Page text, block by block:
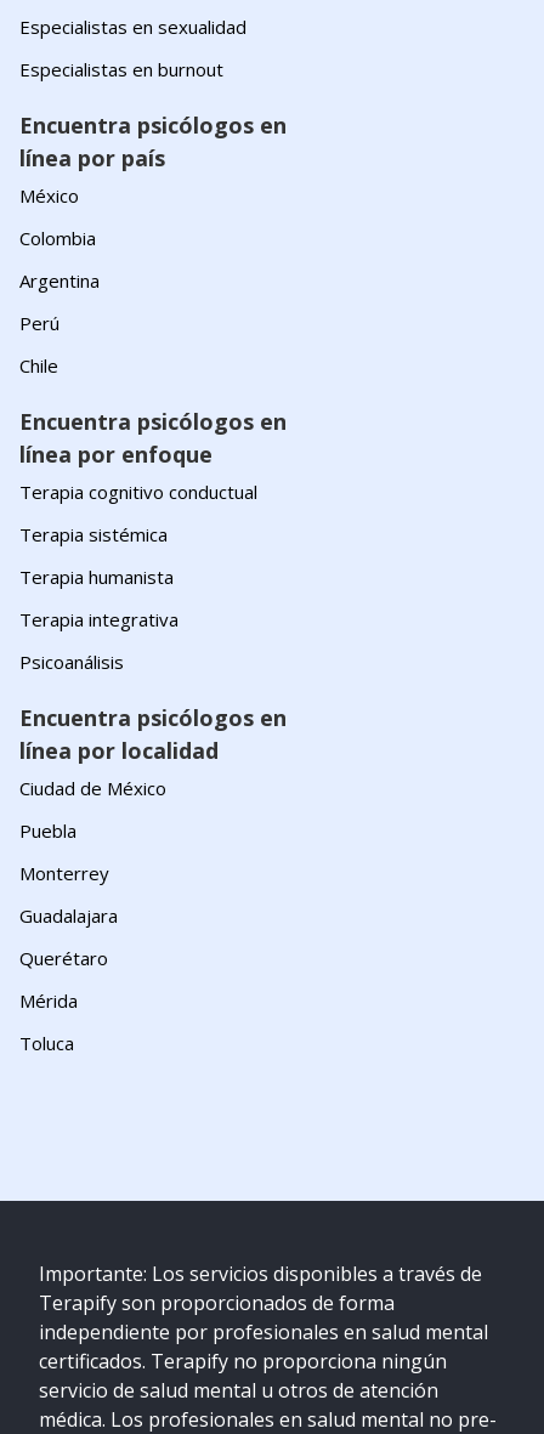
Especialistas en sexualidad
Especialistas en burnout
Encuentra psicólogos en
línea por país
México
Colombia
Argentina
Perú
Chile
Encuentra psicólogos en
línea por enfoque
Terapia cognitivo conductual
Terapia sistémica
Terapia humanista
Terapia integrativa
Psicoanálisis
Encuentra psicólogos en
línea por localidad
Ciudad de México
Puebla
Monterrey
Guadalajara
Querétaro
Mérida
Toluca
Importante: Los servicios disponibles a través de
Terapify son proporcionados de forma
independiente por profesionales en salud mental
certificados. Terapify no proporciona ningún
servicio de salud mental u otros de atención
médica. Los profesionales en salud mental no pre-